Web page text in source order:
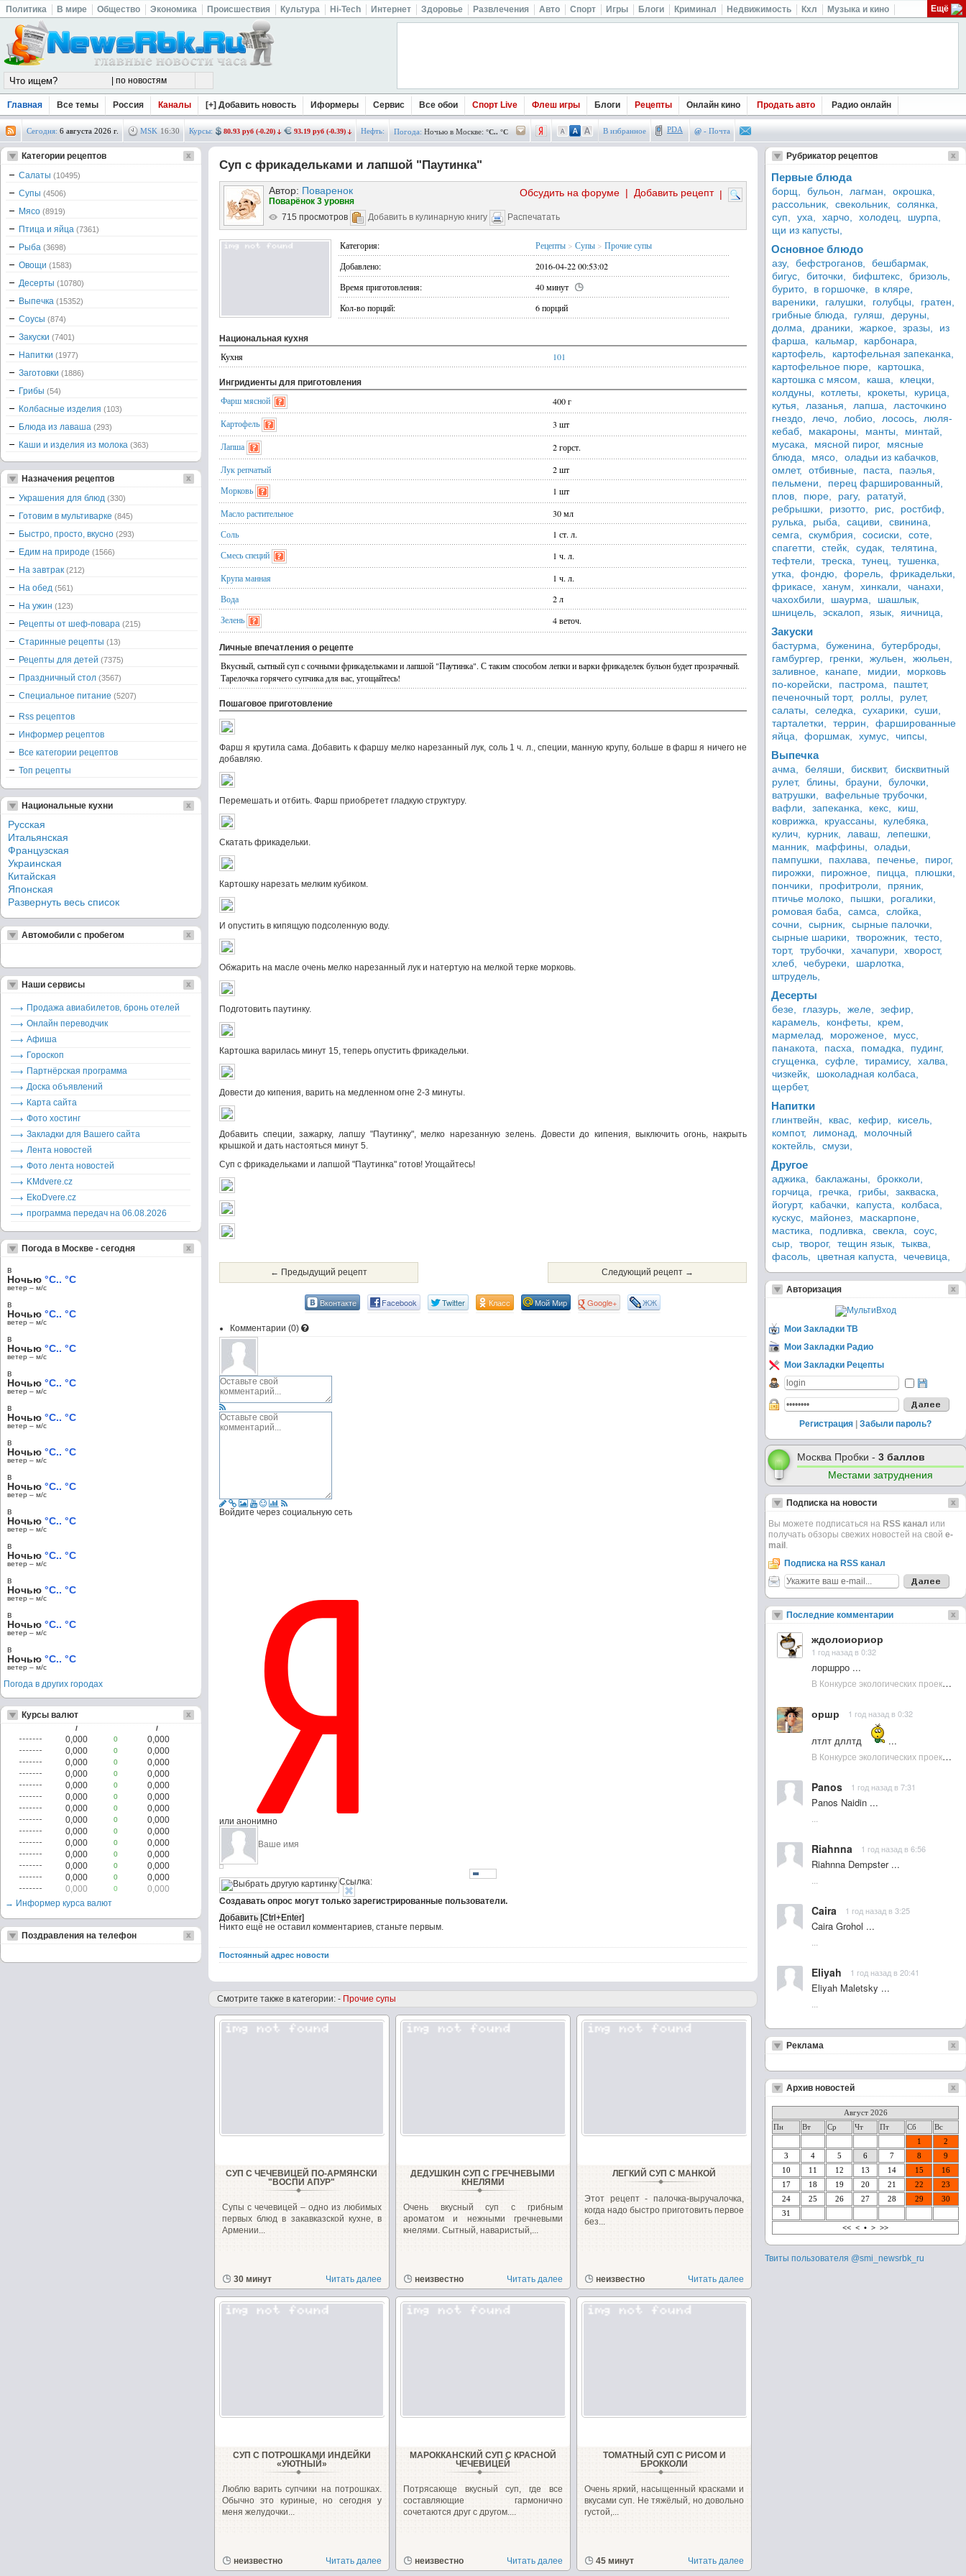
Политика В мире Общество Экономика Происшествия Культура Hi-Tech Интернет Здоровье Развлечения Авто Спорт Игры Блоги Криминал Недвижимость Кхл Музыка и кино Ещё
Главная Все темы Россия Каналы [+] Добавить новость Иформеры Сервис Все обои Спорт Live Флеш игры Блоги Рецепты Онлайн кино Продать авто Радио онлайн
Сегодня: 6 августа 2026 г. MSK 16:30 Курсы: 80.93 руб (-0.20) 93.19 руб (-0.39) Нефть: Погода: Ночью в Москве: °C.. °C В избранное PDA @ - Почта
Суп с фрикадельками и лапшой "Паутинка"
Автор: Поваренок |
Добавить рецепт
|
Обсудить на форуме
Поварёнок 3 уровня
715 просмотров
Добавить в кулинарную книгу Распечатать
Категория: Рецепты > Супы > Прочие супы
Добавлено:
2016-04-22 00:53:02
Время приготовления:
40 минут
Кол-во порций:
6 порций
Национальная кухня
Кухня 101
Ингридиенты для приготовления
Фарш мясной
400 г
Картофель
3 шт
Лапша
2 горст.
Лук репчатый
2 шт
Морковь
1 шт
Масло растительное
30 мл
Соль
1 ст. л.
Смесь специй
1 ч. л.
Крупа манная
1 ч. л.
Вода
2 л
Зелень
4 веточ.
Личные впечатления о рецепте
Вкусный, сытный суп с сочными фрикадельками и лапшой "Паутинка". С таким способом лепки и варки фрикаделек бульон будет прозрачный.
Тарелочка горячего супчика для вас, угощайтесь!
Пошаговое приготовление
Фарш я крутила сама. Добавить к фаршу мелко нарезанный лук, соль 1 ч. л., специи, манную крупу, больше в фарш я ничего не
добавляю.
Перемешать и отбить. Фарш приобретет гладкую структуру.
Скатать фрикадельки.
Картошку нарезать мелким кубиком.
И опустить в кипящую подсоленную воду.
Обжарить на масле очень мелко нарезанный лук и натертую на мелкой терке морковь.
Подготовить паутинку.
Картошка варилась минут 15, теперь опустить фрикадельки.
Довести до кипения, варить на медленном огне 2-3 минуты.
Добавить специи, зажарку, лапшу "Паутинку", мелко нарезанную зелень. Довести до кипения, выключить огонь, накрыть
крышкой и дать настояться минут 5.
Суп с фрикадельками и лапшой "Паутинка" готов! Угощайтесь!
← Предыдущий рецепт Следующий рецепт →
Вконтакте Facebook Twitter Класс Мой Мир Google+ ЖЖ
Комментарии (0)
Войдите через социальную сеть
или анонимно
Ссылка:
Создавать опрос могут только зарегистрированные пользователи.
Никто ещё не оставил комментариев, станьте первым.
Постоянный адрес новости
Смотрите также в категории: - Прочие супы
СУП С ЧЕЧЕВИЦЕЙ ПО-АРМЯНСКИ
"ВОСПИ АПУР"
Супы с чечевицей – одно из любимых
первых блюд в закавказской кухне, в
Армении...
30 минут Читать далее
ДЕДУШКИН СУП С ГРЕЧНЕВЫМИ
КНЕЛЯМИ
Очень вкусный суп с грибным
ароматом и нежными гречневыми
кнелями. Сытный, наваристый,...
неизвестно Читать далее
ЛЕГКИЙ СУП С МАНКОЙ
Этот рецепт - палочка-выручалочка,
когда надо быстро приготовить первое
без...
неизвестно Читать далее
СУП С ПОТРОШКАМИ ИНДЕЙКИ
«УЮТНЫЙ»
Люблю варить супчики на потрошках.
Обычно это куриные, но сегодня у
меня желудочки...
неизвестно Читать далее
МАРОККАНСКИЙ СУП С КРАСНОЙ
ЧЕЧЕВИЦЕЙ
Потрясающе вкусный суп, где все
составляющие гармонично
сочетаются друг с другом....
неизвестно Читать далее
ТОМАТНЫЙ СУП С РИСОМ И
БРОККОЛИ
Очень яркий, насыщенный красками и
вкусами суп. Не тяжёлый, но довольно
густой,...
45 минут Читать далее
Категории рецептов
Салаты (10495)
Супы (4506)
Мясо (8919)
Птица и яйца (7361)
Рыба (3698)
Овощи (1583)
Десерты (10780)
Выпечка (15352)
Соусы (874)
Закуски (7401)
Напитки (1977)
Заготовки (1886)
Грибы (54)
Колбасные изделия (103)
Блюда из лаваша (293)
Каши и изделия из молока (363)
Назначения рецептов
Украшения для блюд (330)
Готовим в мультиварке (845)
Быстро, просто, вкусно (293)
Едим на природе (1566)
На завтрак (212)
На обед (561)
На ужин (123)
Рецепты от шеф-повара (215)
Старинные рецепты (13)
Рецепты для детей (7375)
Праздничный стол (3567)
Специальное питание (5207)
Rss рецептов
Информер рецептов
Все категории рецептов
Топ рецепты
Национальные кухни
Русская
Итальянская
Французская
Украинская
Китайская
Японская
Развернуть весь список
Автомобили с пробегом
Наши сервисы
Продажа авиабилетов, бронь отелей
Онлайн переводчик
Афиша
Гороскоп
Партнёрская программа
Доска объявлений
Карта сайта
Фото хостинг
Закладки для Вашего сайта
Лента новостей
Фото лента новостей
KMdvere.cz
EkoDvere.cz
программа передач на 06.08.2026
Погода в Москве - сегодня
в
Ночью °C.. °C
ветер – м/c
в
Ночью °C.. °C
ветер – м/c
в
Ночью °C.. °C
ветер – м/c
в
Ночью °C.. °C
ветер – м/c
в
Ночью °C.. °C
ветер – м/c
в
Ночью °C.. °C
ветер – м/c
в
Ночью °C.. °C
ветер – м/c
в
Ночью °C.. °C
ветер – м/c
в
Ночью °C.. °C
ветер – м/c
в
Ночью °C.. °C
ветер – м/c
в
Ночью °C.. °C
ветер – м/c
в
Ночью °C.. °C
ветер – м/c
Погода в других городах
Курсы валют
/ /
0,000 0
0,000
0,000
0
0,000
0,000
0
0,000
0,000
0
0,000
0,000
0
0,000
0,000
0
0,000
0,000
0
0,000
0,000
0
0,000
0,000
0
0,000
0,000
0
0,000
0,000
0
0,000
0,000
0
0,000
0,000
0
0,000
0,000
0
0,000
→ Информер курса валют
Поздравления на телефон
Рубрикатор рецептов
Первые блюда
борщ, бульон, лагман,
окрошка,
рассольник,
свекольник,
солянка,
суп,
уха, харчо, холодец,
шурпа,
щи из капусты,
Основное блюдо
азу, бефстроганов,
бешбармак,
бигус,
биточки, бифштекс,
бризоль,
бурито,
в горшочке,
в кляре,
вареники,
галушки, голубцы,
гратен,
грибные блюда,
гуляш,
деруны,
долма,
драники, жаркое, зразы,
из
фарша,
кальмар,
карбонара,
картофель,
картофельная запеканка,
картофельное пюре,
картошка,
картошка с мясом,
каша,
клецки,
колдуны,
котлеты, крокеты,
курица,
кутья,
лазанья, лапша,
ласточкино
гнездо,
лечо, лобио, лосось,
люля-
кебаб,
макароны, манты,
минтай,
мусака,
мясной пирог,
мясные
блюда,
мясо,
оладьи из кабачков,
омлет,
отбивные, паста,
паэлья,
пельмени,
перец фаршированный,
плов,
пюре, рагу,
рататуй,
ребрышки,
ризотто, рис,
ростбиф,
рулька,
рыба, сациви,
свинина,
семга,
скумбрия, сосиски,
соте,
спагетти,
стейк, судак,
телятина,
тефтели,
треска, тунец,
тушенка,
утка,
фондю, форель,
фрикадельки,
фрикасе,
ханум, хинкали,
чанахи,
чахохбили,
шаурма,
шашлык,
шницель,
эскалоп, язык, яичница,
Закуски
бастурма, буженина,
бутерброды,
гамбургер,
гренки, жульен,
жюльен,
заливное,
канапе, мидии,
морковь
по-корейски,
пастрома,
паштет,
печеночный торт,
роллы,
рулет,
салаты,
селедка, сухарики,
суши,
тарталетки,
террин,
фаршированные
яйца,
форшмак, хумус, чипсы,
Выпечка
ачма, беляши, бисквит,
бисквитный
рулет,
блины, брауни,
булочки,
ватрушки,
вафельные трубочки,
вафли,
запеканка, кекс,
киш,
коврижка,
круассаны,
кулебяка,
кулич,
курник, лаваш,
лепешки,
манник,
маффины,
оладьи,
пампушки,
пахлава, печенье,
пирог,
пирожки,
пирожное, пицца,
плюшки,
пончики,
профитроли,
пряник,
птичье молоко,
пышки,
рогалики,
ромовая баба,
самса,
слойка,
сочни,
сырник,
сырные палочки,
сырные шарики,
творожник,
тесто,
торт,
трубочки, хачапури,
хворост,
хлеб,
чебуреки,
шарлотка,
штрудель,
Десерты
безе, глазурь, желе,
зефир,
карамель,
конфеты,
крем,
мармелад,
мороженое,
мусс,
панакота,
пасха, помадка,
пудинг,
сгущенка,
суфле, тирамису,
халва,
чизкейк,
шоколадная колбаса,
щербет,
Напитки
глинтвейн, квас, кефир,
кисель,
компот,
лимонад,
молочный
коктейль,
смузи,
Другое
аджика, баклажаны,
брокколи,
горчица,
гречка, грибы,
закваска,
йогурт,
кабачки, капуста,
колбаса,
кускус,
майонез,
маскарпоне,
мастика,
подливка, свекла,
соус,
сыр,
творог, тещин язык,
тыква,
фасоль,
цветная капуста, чечевица,
Авторизация
Мои Закладки ТВ
Мои Закладки Радио
Мои Закладки Рецепты
Регистрация Забыли пароль?
Москва Пробки - 3 баллов
Местами затруднения
Подписка на новости
Вы можете подписаться на RSS канал или
получать обзоры свежих новостей на свой e-
mail .
Подписка на RSS канал
Последние комментарии
ждолоиориор
1 год назад в 0:32
лоршрро ...
В Конкурсе экологических проектов в Подмосковье активно участвовала молодежь :: NewsRbk.ru...
оршр 1 год назад в 0:32
лтлт дллтд
...
В Конкурсе экологических проектов в Подмосковье активно участвовала молодежь :: NewsRbk.ru...
Panos 1 год назад в 7:31
Panos Naidin ...
Riahnna 1 год назад в 6:56
Riahnna Dempster ...
Caira 1 год назад в 3:25
Caira Grohol ...
Eliyah 1 год назад в 20:41
Eliyah Maletsky ...
Реклама
Архив новостей
Август 2026
Пн
Вт Ср Чт Пт Сб
Вс
1
2
3
4 5 6 7 8
9
10
11 12 13 14 15
16
17
18 19 20 21 22
23
24
25 26 27 28 29
30
31
<< < • > >>
Твиты пользователя @smi_newsrbk_ru